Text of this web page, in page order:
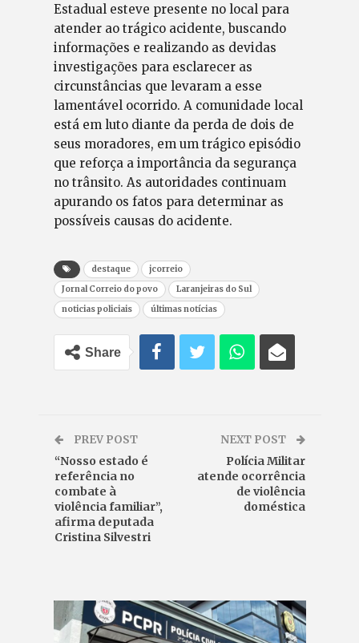
Estadual esteve presente no local para
atender ao trágico acidente, buscando
informações e realizando as devidas
investigações para esclarecer as
circunstâncias que levaram a esse
lamentável ocorrido. A comunidade local
está em luto diante da perda de dois de
seus moradores, em um trágico episódio
que reforça a importância da segurança
no trânsito. As autoridades continuam
apurando os fatos para determinar as
possíveis causas do acidente.
destaque
jcorreio
Jornal Correio do povo
Laranjeiras do Sul
noticias policiais
últimas notícias
Share
PREV POST
“Nosso estado é
referência no
combate à
violência familiar”,
afirma deputada
Cristina Silvestri
NEXT POST
Polícia Militar
atende ocorrência
de violência
doméstica